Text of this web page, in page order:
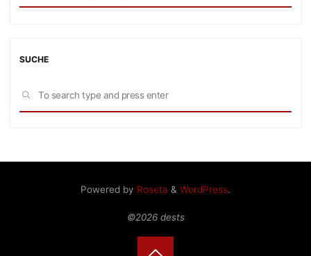
SUCHE
SEARCH
Powered by Roseta & WordPress.
©2026 dests